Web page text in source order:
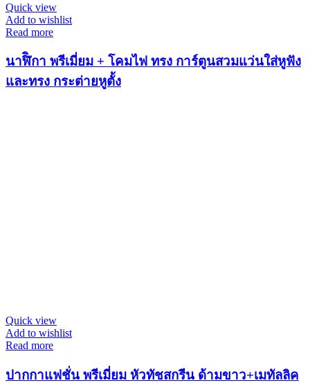
Quick view
Add to wishlist
Read more
นาฬิิกา พรีเมี่ยม + โคมไฟ ทรง การ์ตูนสวมแว่นใส่หูฟัง
และทรง กระต่ายหูตั้ง
Quick view
Add to wishlist
Read more
ปากกาแฟชั่น พรีเมี่ยม หัวทัชสกรีน ด้ามขาว+เมทัลลิค